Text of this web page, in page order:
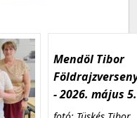
Mendöl Tibor
- 2026. május 5.